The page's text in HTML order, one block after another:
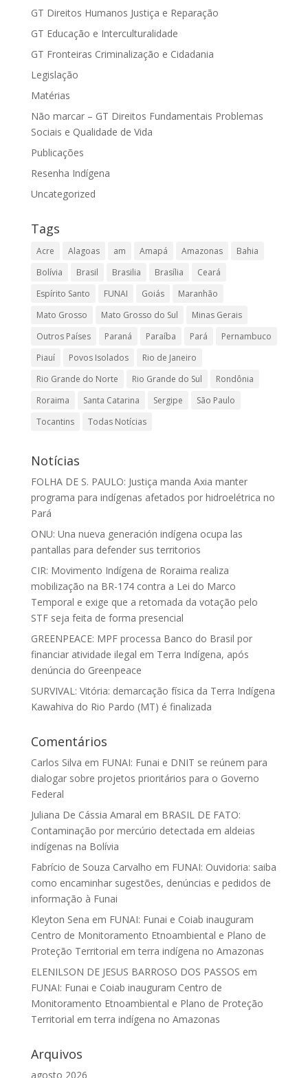
GT Direitos Humanos Justiça e Reparação
GT Educação e Interculturalidade
GT Fronteiras Criminalização e Cidadania
Legislação
Matérias
Não marcar – GT Direitos Fundamentais Problemas
Sociais e Qualidade de Vida
Publicações
Resenha Indígena
Uncategorized
Tags
Acre Alagoas am Amapá Amazonas
Bahia
Bolívia
Brasil Brasilia Brasília
Ceará
Espírito Santo
FUNAI Goiás
Maranhão
Mato Grosso
Mato Grosso do Sul
Minas Gerais
Outros Países
Paraná Paraíba Pará
Pernambuco
Piauí
Povos Isolados
Rio de Janeiro
Rio Grande do Norte
Rio Grande do Sul
Rondônia
Roraima
Santa Catarina Sergipe
São Paulo
Tocantins
Todas Notícias
Notícias
FOLHA DE S. PAULO: Justiça manda Axia manter
programa para indígenas afetados por hidroelétrica no
Pará
ONU: Una nueva generación indígena ocupa las
pantallas para defender sus territorios
CIR: Movimento Indígena de Roraima realiza
mobilização na BR-174 contra a Lei do Marco
Temporal e exige que a retomada da votação pelo
STF seja feita de forma presencial
GREENPEACE: MPF processa Banco do Brasil por
financiar atividade ilegal em Terra Indígena, após
denúncia do Greenpeace
SURVIVAL: Vitória: demarcação física da Terra Indígena
Kawahiva do Rio Pardo (MT) é finalizada
Comentários
Carlos Silva em FUNAI: Funai e DNIT se reúnem para
dialogar sobre projetos prioritários para o Governo
Federal
Juliana De Cássia Amaral em BRASIL DE FATO:
Contaminação por mercúrio detectada em aldeias
indígenas na Bolívia
Fabrício de Souza Carvalho em FUNAI: Ouvidoria: saiba
como encaminhar sugestões, denúncias e pedidos de
informação à Funai
Kleyton Sena em FUNAI: Funai e Coiab inauguram
Centro de Monitoramento Etnoambiental e Plano de
Proteção Territorial em terra indígena no Amazonas
ELENILSON DE JESUS BARROSO DOS PASSOS em
FUNAI: Funai e Coiab inauguram Centro de
Monitoramento Etnoambiental e Plano de Proteção
Territorial em terra indígena no Amazonas
Arquivos
agosto 2026